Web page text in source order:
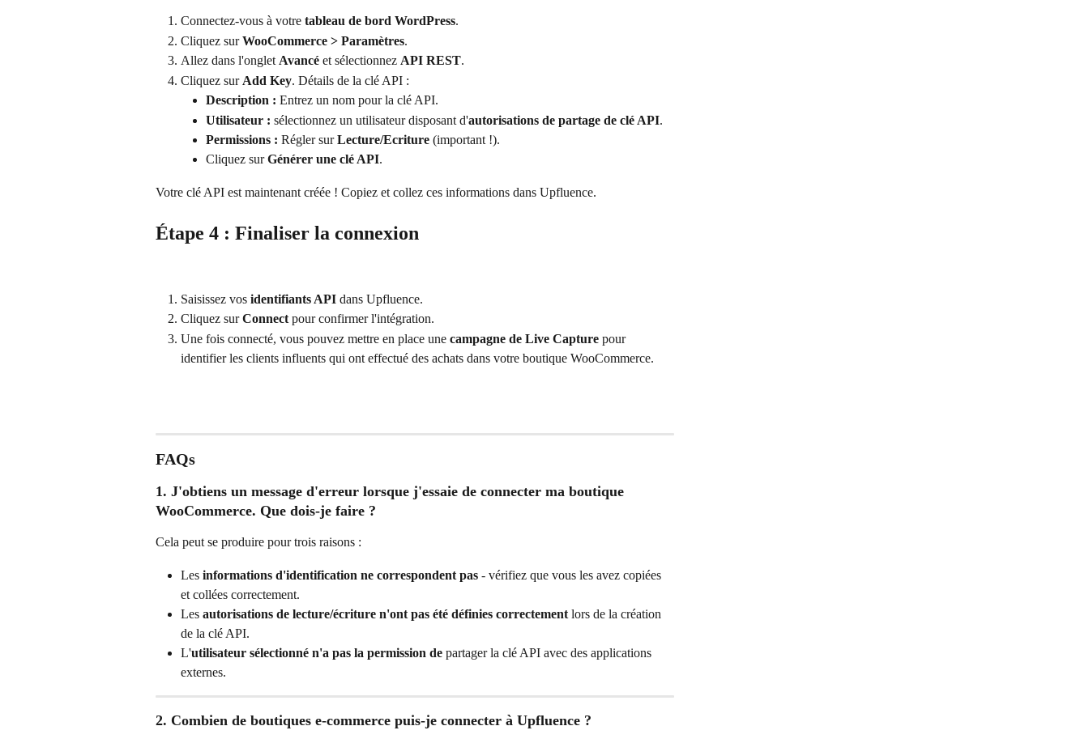
Connectez-vous à votre tableau de bord WordPress.
Cliquez sur WooCommerce > Paramètres.
Allez dans l'onglet Avancé et sélectionnez API REST.
Cliquez sur Add Key. Détails de la clé API :
Description : Entrez un nom pour la clé API.
Utilisateur : sélectionnez un utilisateur disposant d'autorisations de partage de clé API.
Permissions : Régler sur Lecture/Ecriture (important !).
Cliquez sur Générer une clé API.
Votre clé API est maintenant créée ! Copiez et collez ces informations dans Upfluence.
Étape 4 : Finaliser la connexion
Saisissez vos identifiants API dans Upfluence.
Cliquez sur Connect pour confirmer l'intégration.
Une fois connecté, vous pouvez mettre en place une campagne de Live Capture pour
identifier les clients influents qui ont effectué des achats dans votre boutique WooCommerce.
FAQs
1. J'obtiens un message d'erreur lorsque j'essaie de connecter ma boutique
WooCommerce. Que dois-je faire ?
Cela peut se produire pour trois raisons :
Les informations d'identification ne correspondent pas - vérifiez que vous les avez copiées
et collées correctement.
Les autorisations de lecture/écriture n'ont pas été définies correctement lors de la création
de la clé API.
L'utilisateur sélectionné n'a pas la permission de partager la clé API avec des applications
externes.
2. Combien de boutiques e-commerce puis-je connecter à Upfluence ?